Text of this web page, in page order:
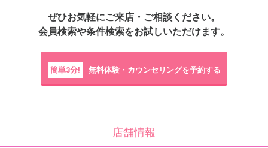
ぜひお気軽にご来店・ご相談ください。
会員検索や条件検索をお試しいただけます。
簡単3分! 無料体験・カウンセリングを予約する
店舗情報